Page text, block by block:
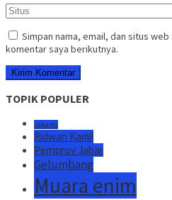
Simpan nama, email, dan situs
komentar saya berikutnya.
TOPIK POPULER
Jakarta
Ridwan Kamil
Pemprov Jabar
Gelumbang
Muara enim